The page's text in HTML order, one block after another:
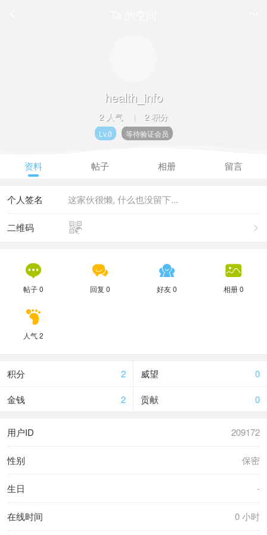
health_info
2 人气 | 2 积分
Lv.0 等待验证会员
资料 帖子 相册 留言
这家伙很懒, 什么也没留下...
个人签名


二维码

帖子 0

回复 0

好友 0

相册 0

人气 2
2
积分 0
威望
2
金钱 0
贡献
209172
用户ID
保密
性别
-
生日
0 小时
在线时间